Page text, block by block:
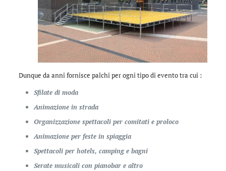
Dunque da anni fornisce palchi per ogni tipo di evento tra cui :
Sfilate di moda
Animazione in strada
Organizzazione spettacoli per comitati e proloco
Animazione per feste in spiaggia
Spettacoli per hotels, camping e bagni
Serate musicali con pianobar e altro